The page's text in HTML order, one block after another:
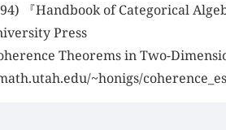
『Handbook of Categorical
Press
Theorems in Two-
~honigs/